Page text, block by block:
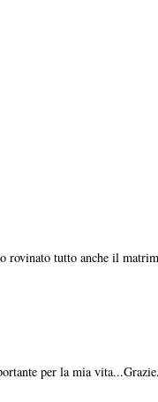
rovinato tutto anche il
per la mia